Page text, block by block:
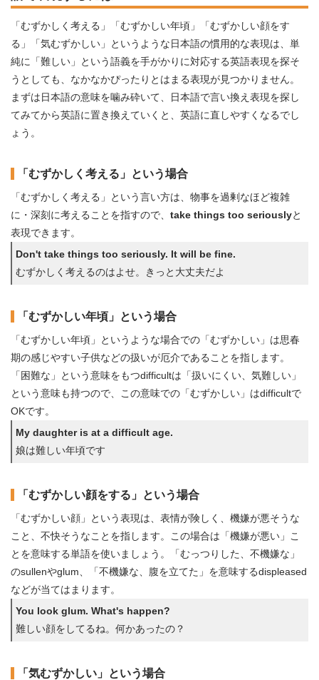
「むずかしく考える」「むずかしい年頃」「むずかしい顔をす
る」「気むずかしい」というような日本語の慣用的な表現は、単
純に「難しい」という語義を手がかりに対応する英語表現を探そ
うとしても、なかなかぴったりとはまる表現が見つかりません。
まずは日本語の意味を噛み砕いて、日本語で言い換え表現を探し
てみてから英語に置き換えていくと、英語に直しやすくなるでし
ょう。
「むずかしく考える」という場合
「むずかしく考える」という言い方は、物事を過剰なほど複雑
に・深刻に考えることを指すので、 take things too seriouslyと
表現できます。
Don't take things too seriously. It will be fine.
むずかしく考えるのはよせ。きっと大丈夫だよ
「むずかしい年頃」という場合
「むずかしい年頃」というような場合での「むずかしい」は思春
期の感じやすい子供などの扱いが厄介であることを指します。
「困難な」という意味をもつdifficultは「扱いにくい、気難しい」
という意味も持つので、この意味での「むずかしい」はdifficultで
OKです。
My daughter is at a difficult age.
娘は難しい年頃です
「むずかしい顔をする」という場合
「むずかしい顔」という表現は、表情が険しく、機嫌が悪そうな
こと、不快そうなことを指します。この場合は「機嫌が悪い」こ
とを意味する単語を使いましょう。「むっつりした、不機嫌な」
のsullenやglum、「不機嫌な、腹を立てた」を意味するdispleased
などが当てはまります。
You look glum. What's happen?
難しい顔をしてるね。何かあったの？
「気むずかしい」という場合